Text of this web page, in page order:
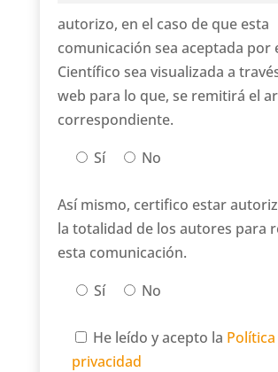
autorizo, en el caso de que esta
comunicación sea aceptada por
Científico sea visualizada a
web para lo que, se remitirá el
correspondiente.
Sí
No
Así mismo, certifico estar
la totalidad de los autores para
esta comunicación.
Sí
No
He leído y acepto la
privacidad